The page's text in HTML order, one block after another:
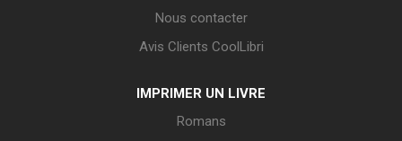
Nous contacter
Avis Clients CoolLibri
IMPRIMER UN LIVRE
Romans